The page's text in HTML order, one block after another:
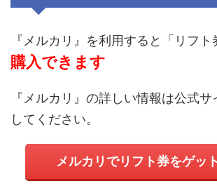
『メルカリ』を利用すると「リフト
購入できます
『メルカリ』の詳しい情報は公式
してください。
メルカリでリフト券をゲッ